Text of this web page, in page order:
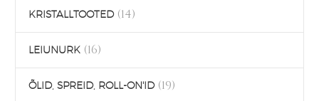
KRISTALLTOOTED (14)
LEIUNURK (16)
ÕLID, SPREID, ROLL-ON'ID (19)